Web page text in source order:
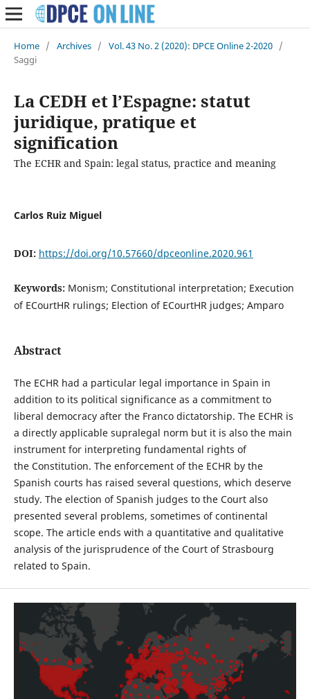
Home / Archives / Vol. 43 No. 2 (2020): DPCE Online 2-2020 /
Saggi
La CEDH et l’Espagne: statut
juridique, pratique et
signification
The ECHR and Spain: legal status, practice and meaning
Carlos Ruiz Miguel
DOI: https://doi.org/10.57660/dpceonline.2020.961
Keywords: Monism; Constitutional interpretation; Execution
of ECourtHR rulings; Election of ECourtHR judges; Amparo
Abstract
The ECHR had a particular legal importance in Spain in
addition to its political significance as a commitment to
liberal democracy after the Franco dictatorship. The ECHR is
a directly applicable supralegal norm but it is also the main
instrument for interpreting fundamental rights of
the Constitution. The enforcement of the ECHR by the
Spanish courts has raised several questions, which deserve
study. The election of Spanish judges to the Court also
presented several problems, sometimes of continental
scope. The article ends with a quantitative and qualitative
analysis of the jurisprudence of the Court of Strasbourg
related to Spain.